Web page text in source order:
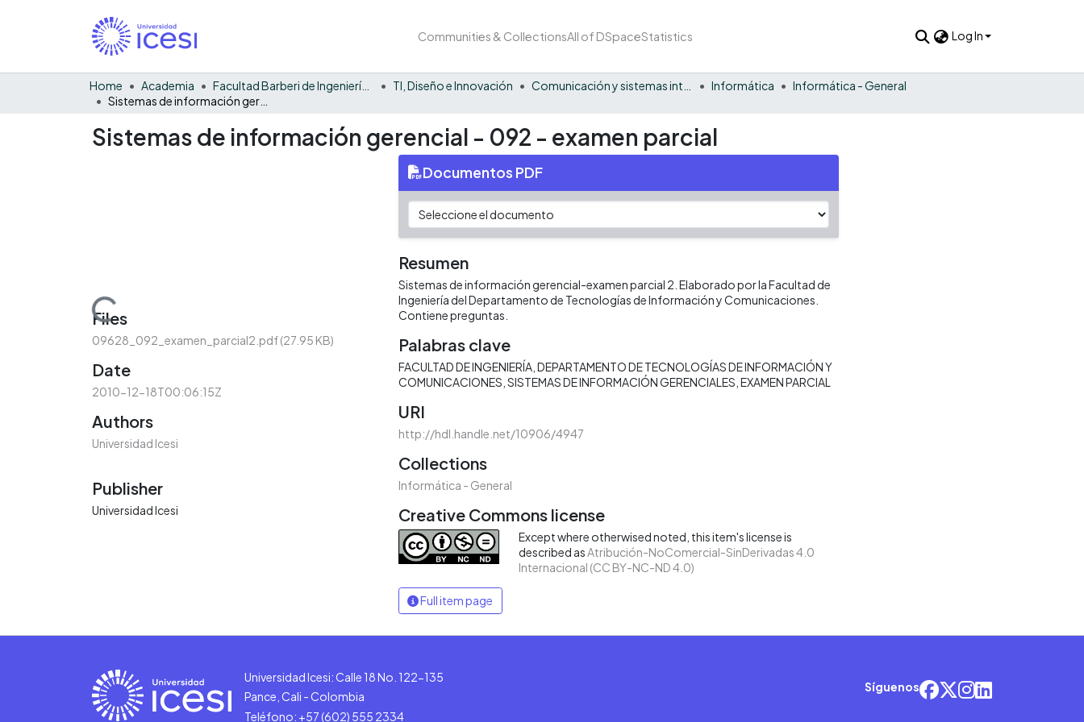
Communities & CollectionsAll of DSpaceStatistics Log In
Home Academia Facultad Barberi de Ingeniería, Diseño y Ciencias Aplicadas TI, Diseño e Innovación Informática
Informática - General
Sistemas de información gerencial - 092 - examen parcial
Loading...
Files
09628_092_examen_parcial2.pdf(27.95 KB)
Date
2010-12-18T00:06:15Z
Authors
Universidad Icesi
Publisher
Universidad Icesi
Documentos PDF
Resumen
Sistemas de información gerencial-examen parcial 2. Elaborado por la Facultad de
Ingeniería del Departamento de Tecnologías de Información y Comunicaciones.
Contiene preguntas.
Palabras clave
FACULTAD DE INGENIERÍA DEPARTAMENTO DE TECNOLOGÍAS DE INFORMACIÓN Y
COMUNICACIONES SISTEMAS DE INFORMACIÓN GERENCIALES EXAMEN PARCIAL
URI
http://hdl.handle.net/10906/4947
Collections
Informática - General
Creative Commons license
Except where otherwised noted, this item's license is
described as Atribución-NoComercial-SinDerivadas 4.0
Internacional (CC BY-NC-ND 4.0)
Full item page
Universidad Icesi: Calle 18 No. 122-135
Pance, Cali - Colombia
Teléfono: +57 (602) 555 2334
Síguenos